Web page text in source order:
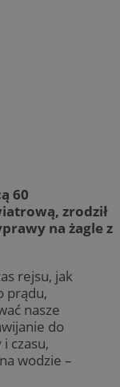
60
zrodził
na żagle z
rejsu, jak
prądu,
nasze
do
czasu,
wodzie –